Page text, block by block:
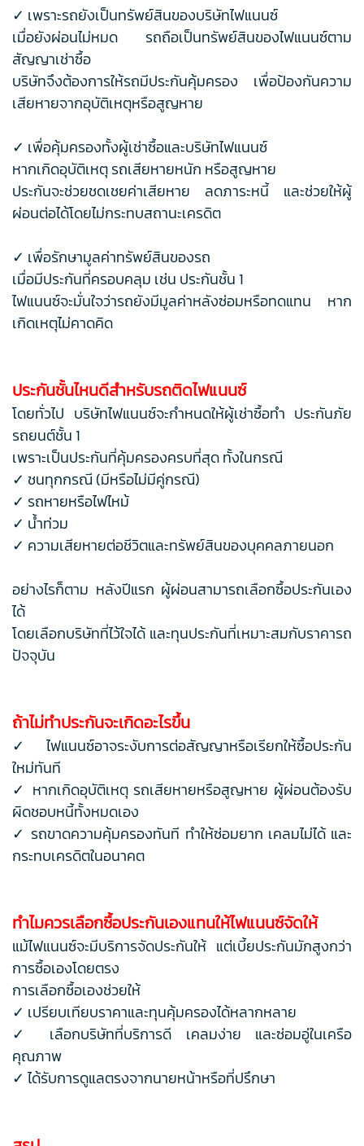
✓ เพราะรถยังเป็นทรัพย์สินของบริษัทไฟแนนซ์
เมื่อยังผ่อนไม่หมด รถถือเป็นทรัพย์สินของไฟแนนซ์ตาม
สัญญาเช่าซื้อ
บริษัทจึงต้องการให้รถมีประกันคุ้มครอง เพื่อป้องกันความ
เสียหายจากอุบัติเหตุหรือสูญหาย
✓ เพื่อคุ้มครองทั้งผู้เช่าซื้อและบริษัทไฟแนนซ์
หากเกิดอุบัติเหตุ รถเสียหายหนัก หรือสูญหาย
ประกันจะช่วยชดเชยค่าเสียหาย ลดภาระหนี้ และช่วยให้ผู้
ผ่อนต่อได้โดยไม่กระทบสถานะเครดิต
✓ เพื่อรักษามูลค่าทรัพย์สินของรถ
เมื่อมีประกันที่ครอบคลุม เช่น ประกันชั้น 1
ไฟแนนซ์จะมั่นใจว่ารถยังมีมูลค่าหลังซ่อมหรือทดแทน หาก
เกิดเหตุไม่คาดคิด
ประกันชั้นไหนดีสำหรับรถติดไฟแนนซ์
โดยทั่วไป บริษัทไฟแนนซ์จะกำหนดให้ผู้เช่าซื้อทำ ประกันภัย
รถยนต์ชั้น 1
เพราะเป็นประกันที่คุ้มครองครบที่สุด ทั้งในกรณี
✓ ชนทุกกรณี (มีหรือไม่มีคู่กรณี)
✓ รถหายหรือไฟไหม้
✓ น้ำท่วม
✓ ความเสียหายต่อชีวิตและทรัพย์สินของบุคคลภายนอก
อย่างไรก็ตาม หลังปีแรก ผู้ผ่อนสามารถเลือกซื้อประกันเอง
ได้
โดยเลือกบริษัทที่ไว้ใจได้ และทุนประกันที่เหมาะสมกับราคารถ
ปัจจุบัน
ถ้าไม่ทำประกันจะเกิดอะไรขึ้น
✓ ไฟแนนซ์อาจระงับการต่อสัญญาหรือเรียกให้ซื้อประกัน
ใหม่ทันที
✓ หากเกิดอุบัติเหตุ รถเสียหายหรือสูญหาย ผู้ผ่อนต้องรับ
ผิดชอบหนี้ทั้งหมดเอง
✓ รถขาดความคุ้มครองทันที ทำให้ซ่อมยาก เคลมไม่ได้ และ
กระทบเครดิตในอนาคต
ทำไมควรเลือกซื้อประกันเองแทนให้ไฟแนนซ์จัดให้
แม้ไฟแนนซ์จะมีบริการจัดประกันให้ แต่เบี้ยประกันมักสูงกว่า
การซื้อเองโดยตรง
การเลือกซื้อเองช่วยให้
✓ เปรียบเทียบราคาและทุนคุ้มครองได้หลากหลาย
✓ เลือกบริษัทที่บริการดี เคลมง่าย และซ่อมอู่ในเครือ
คุณภาพ
✓ ได้รับการดูแลตรงจากนายหน้าหรือที่ปรึกษา